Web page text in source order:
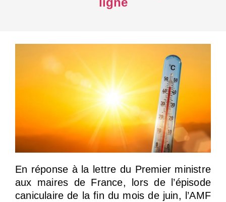
En réponse à la lettre du Premier ministre
aux maires de France, lors de l’épisode
caniculaire de la fin du mois de juin, l’AMF